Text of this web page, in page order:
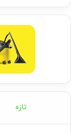
تازه